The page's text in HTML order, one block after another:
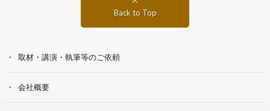
Back to Top
取材・講演・執筆等のご依頼
会社概要